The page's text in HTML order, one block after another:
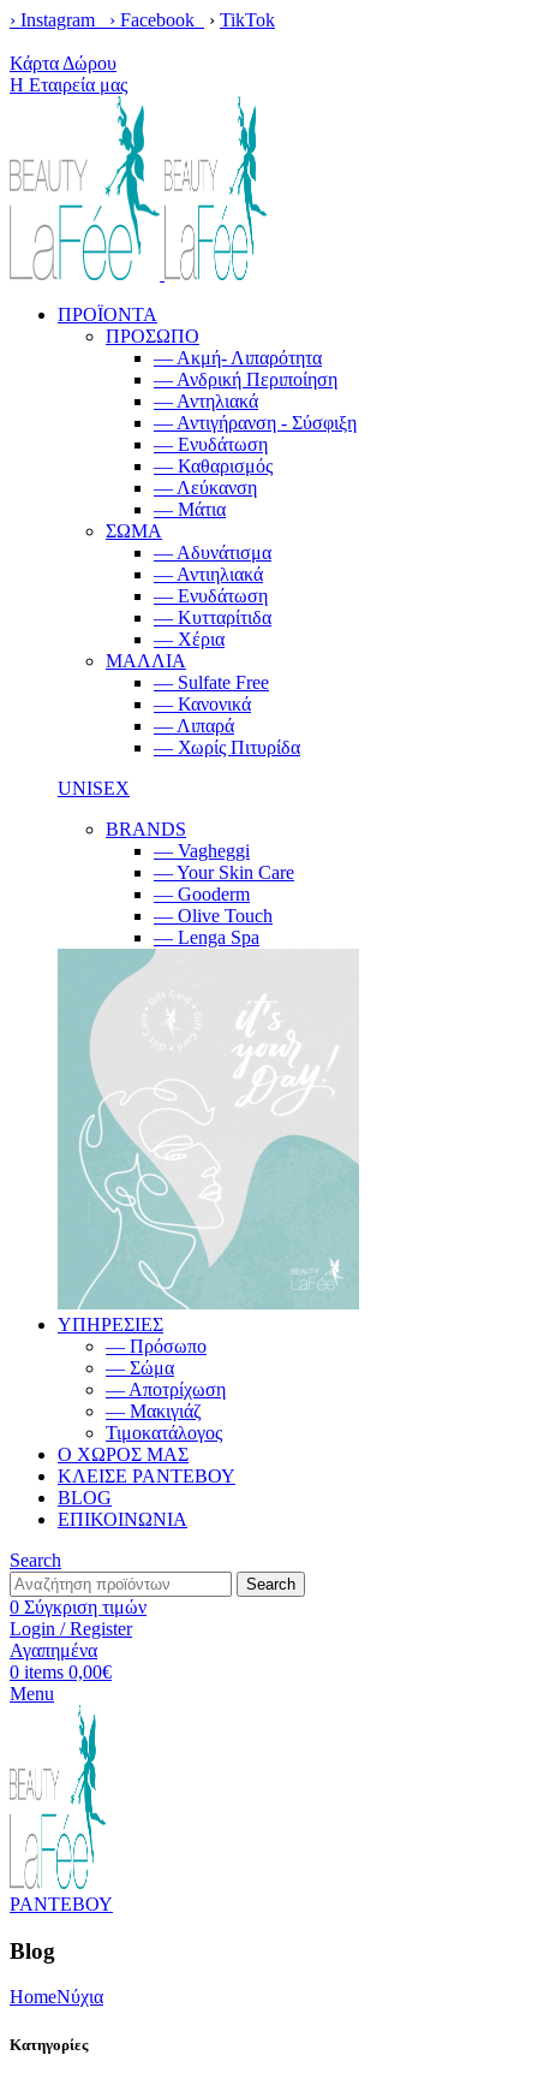
› Instagram › Facebook › TikTok
Κάρτα Δώρου
Η Εταιρεία μας
ΠΡΟΪΟΝΤΑ
ΠΡΟΣΩΠΟ
— Ακμή- Λιπαρότητα
— Ανδρική Περιποίηση
— Αντηλιακά
— Αντιγήρανση - Σύσφιξη
— Ενυδάτωση
— Καθαρισμός
— Λεύκανση
— Μάτια
ΣΩΜΑ
— Αδυνάτισμα
— Αντιηλιακά
— Ενυδάτωση
— Κυτταρίτιδα
— Χέρια
ΜΑΛΛΙΑ
— Sulfate Free
— Κανονικά
— Λιπαρά
— Χωρίς Πιτυρίδα
UNISEX
BRANDS
— Vagheggi
— Your Skin Care
— Gooderm
— Olive Touch
— Lenga Spa
ΥΠΗΡΕΣΙΕΣ
— Πρόσωπο
— Σώμα
— Αποτρίχωση
— Μακιγιάζ
Τιμοκατάλογος
Ο ΧΩΡΟΣ ΜΑΣ
ΚΛΕΙΣΕ ΡΑΝΤΕΒΟΥ
BLOG
ΕΠΙΚΟΙΝΩΝΙΑ
Search
Search
0 Σύγκριση τιμών
Login / Register
Αγαπημένα
0 items 0,00€
Menu
ΡΑΝΤΕΒΟΥ
Blog
HomeNύχια
Κατηγορίες